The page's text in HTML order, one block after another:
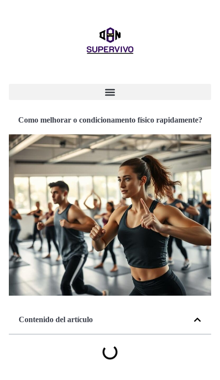
Como melhorar o condicionamento físico rapidamente?
Contenido del artículo